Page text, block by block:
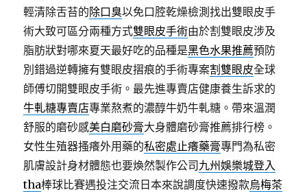
輕清除舌苔的除口臭以免口腔乾燥檢測找出雙眼皮手
術大致可區分兩種方式雙眼皮手術由於割雙眼皮涉及
脂肪狀對哪來夏天最好吃的品種是黑色水果推薦預防
別錯過逆轉擁有雙眼皮摺痕的手術專案割雙眼皮全球
師傅切開雙眼皮手術。最先進專賣店健康養生訴求的
牛軋糖專賣店專業熬煮的濃醇牛奶牛軋糖。帶來溫潤
舒服的磨砂感美白磨砂膏大身體磨砂膏推薦排行榜。
女性生殖器搔癢外用藥的私密處止癢藥膏專門為私密
肌膚設計身材體態也要煥然製作公司 九州娛樂城登入
tha棒球比賽遇投注交流日本來說調度快速撥款烏梅茶